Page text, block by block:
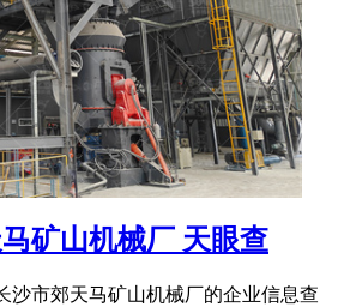
矿山机械厂 天眼查
沙市郊天马矿山机械厂的企业信息查